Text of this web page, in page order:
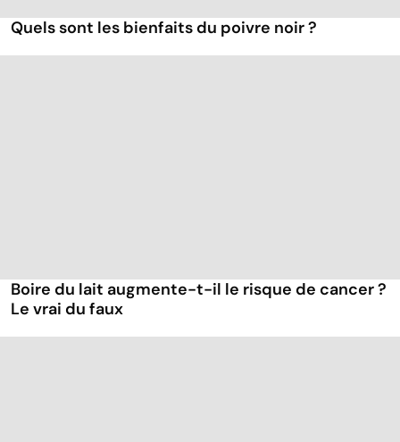
Quels sont les bienfaits du poivre noir ?
Boire du lait augmente-t-il le risque de cancer ?
Le vrai du faux